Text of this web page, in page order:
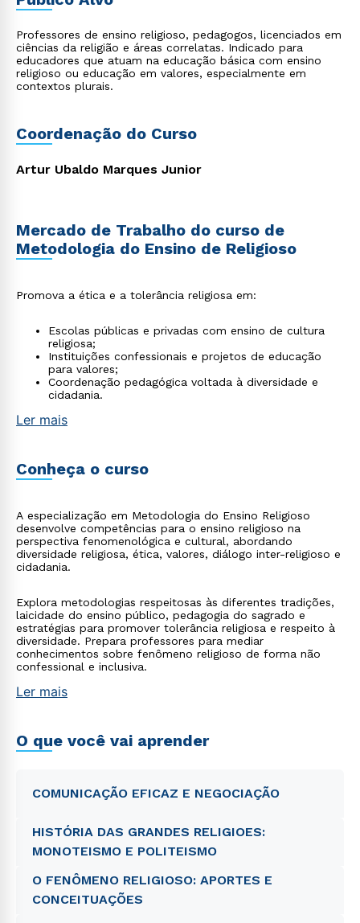
Professores de ensino religioso, pedagogos, licenciados em
ciências da religião e áreas correlatas. Indicado para
educadores que atuam na educação básica com ensino
religioso ou educação em valores, especialmente em
contextos plurais.
Coordenação do Curso
Artur Ubaldo Marques Junior
Mercado de Trabalho do curso de
Metodologia do Ensino de Religioso
Promova a ética e a tolerância religiosa em:
Escolas públicas e privadas com ensino de cultura
religiosa;
Instituições confessionais e projetos de educação
para valores;
Coordenação pedagógica voltada à diversidade e
cidadania.
Ler mais
Conheça o curso
A especialização em Metodologia do Ensino Religioso
desenvolve competências para o ensino religioso na
perspectiva fenomenológica e cultural, abordando
diversidade religiosa, ética, valores, diálogo inter-religioso e
cidadania.
Explora metodologias respeitosas às diferentes tradições,
laicidade do ensino público, pedagogia do sagrado e
estratégias para promover tolerância religiosa e respeito à
diversidade. Prepara professores para mediar
conhecimentos sobre fenômeno religioso de forma não
confessional e inclusiva.
Ler mais
O que você vai aprender
COMUNICAÇÃO EFICAZ E NEGOCIAÇÃO
HISTÓRIA DAS GRANDES RELIGIOES:
MONOTEISMO E POLITEISMO
O FENÔMENO RELIGIOSO: APORTES E
CONCEITUAÇÕES